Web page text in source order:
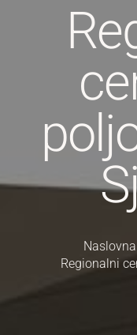
Naslovna
Regionalni